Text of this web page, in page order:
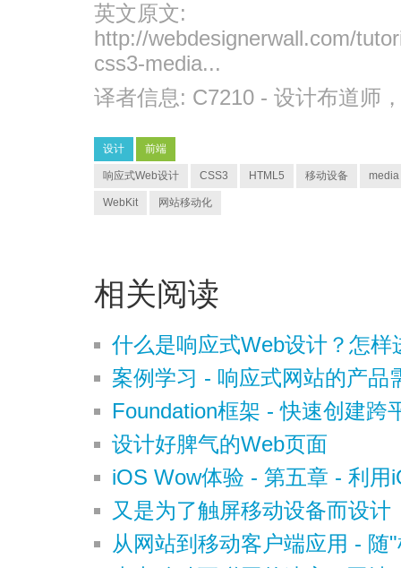
英文原文:
http://webdesignerwall.com/
css3-media...
译者信息: C7210 - 设计布道师
设计 前端
响应式Web设计 CSS3 HTML5 移动设备
WebKit 网站移动化
相关阅读
什么是响应式Web设计？怎样
案例学习 - 响应式网站的产品
Foundation框架 - 快速创建跨
设计好脾气的Web页面
iOS Wow体验 - 第五章 - 利
又是为了触屏移动设备而设计
从网站到移动客户端应用 - 随